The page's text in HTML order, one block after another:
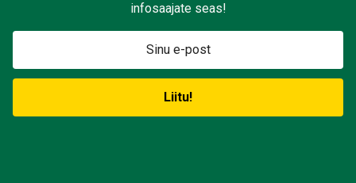
infosaajate seas!